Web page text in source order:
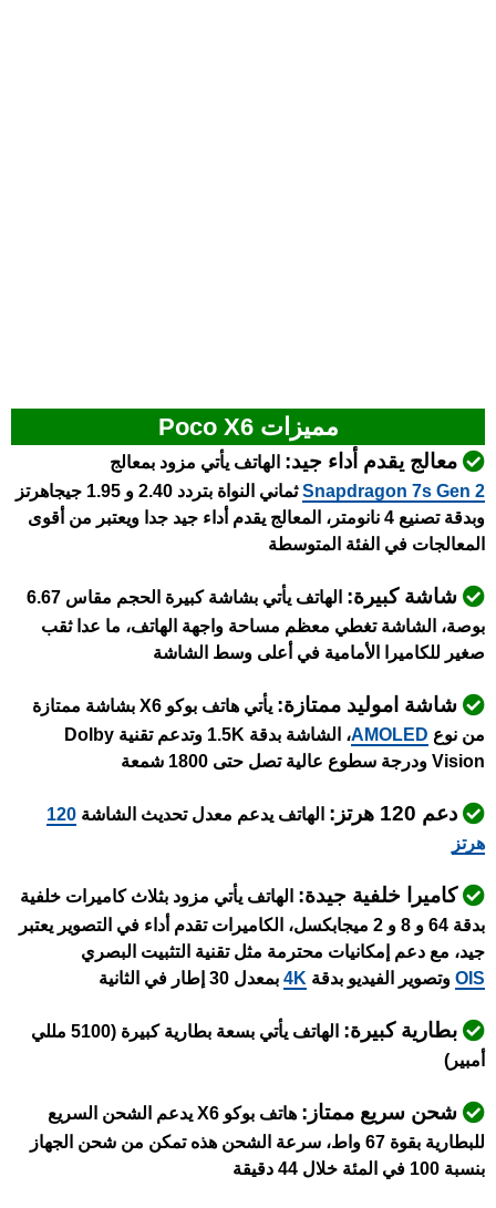
مميزات Poco X6
معالج يقدم أداء جيد: الهاتف يأتي مزود بمعالج
Snapdragon 7s Gen 2
ثماني النواة بتردد 2.40 و 1.95 جيجاهرتز
وبدقة تصنيع 4 نانومتر، المعالج يقدم أداء جيد جدا ويعتبر من أقوى
المعالجات في الفئة المتوسطة
شاشة كبيرة:
الهاتف يأتي بشاشة كبيرة الحجم مقاس 6.67
بوصة، الشاشة تغطي معظم مساحة واجهة الهاتف، ما عدا ثقب
صغير للكاميرا الأمامية في أعلى وسط الشاشة
شاشة اموليد ممتازة:
يأتي هاتف بوكو X6 بشاشة ممتازة
من نوع AMOLED
، الشاشة بدقة 1.5K وتدعم تقنية Dolby
Vision ودرجة سطوع عالية تصل حتى 1800 شمعة
دعم 120 هرتز: الهاتف يدعم معدل تحديث الشاشة 120
هرتز
كاميرا خلفية جيدة: الهاتف يأتي مزود بثلاث كاميرات خلفية
بدقة 64 و 8 و 2 ميجابكسل، الكاميرات تقدم أداء في التصوير يعتبر
جيد، مع دعم إمكانيات محترمة مثل تقنية التثبيت البصري
OIS وتصوير الفيديو بدقة 4K بمعدل 30 إطار في الثانية
بطارية كبيرة:
الهاتف يأتي بسعة بطارية كبيرة (5100 مللي
أمبير)
شحن سريع ممتاز:
هاتف بوكو X6 يدعم الشحن السريع
للبطارية بقوة 67 واط، سرعة الشحن هذه تمكن من شحن الجهاز
بنسبة 100 في المئة خلال 44 دقيقة